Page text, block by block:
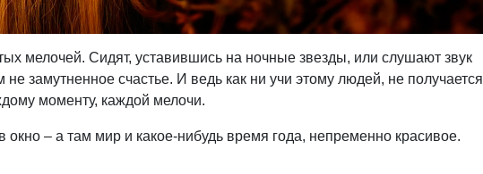
мелочей. Сидят, уставившись на ночные звезды, или слушают звук
замутненное счастье. И ведь как ни учи этому людей, не получается
моменту, каждой мелочи.
– а там мир и какое-нибудь время года, непременно красивое.